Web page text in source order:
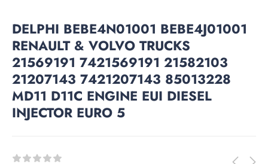
DELPHI BEBE4N01001 BEBE4J01001
RENAULT & VOLVO TRUCKS
21569191 7421569191 21582103
21207143 7421207143 85013228
MD11 D11C ENGINE EUI DIESEL
INJECTOR EURO 5